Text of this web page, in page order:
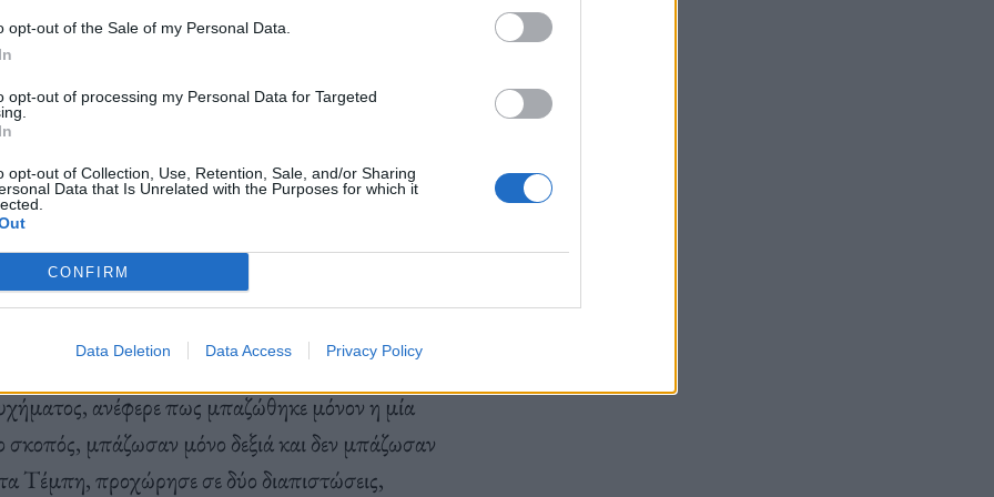
opt-out of the Sale of my Personal Data.
opt-out of processing my Personal Data for Targeted
opt-out of Collection, Use, Retention, Sale, and/or Sharing
Data that Is Unrelated with the Purposes for which it
CONFIRM
Data Deletion Data Access Privacy Policy
έχει «πολύ ενδιαφέρον» η πρωτοβουλία του
να εμπλακούν. Αλλά, εδώ συζητάμε
δεν θα αναγράφεται τίποτε. Θα
το έθνος πολέμησε και άνθρωποι έχασαν τη ζωή
το έθνος για να απελευθερωθεί.
ανέφερε πως μπαζώθηκε μόνον η μία
μπάζωσαν μόνο δεξιά και δεν μπάζωσαν
Τέμπη, προχώρησε σε δύο διαπιστώσεις,